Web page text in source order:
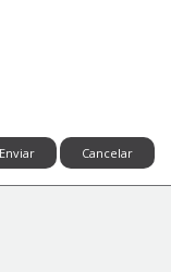
Enviar Cancelar